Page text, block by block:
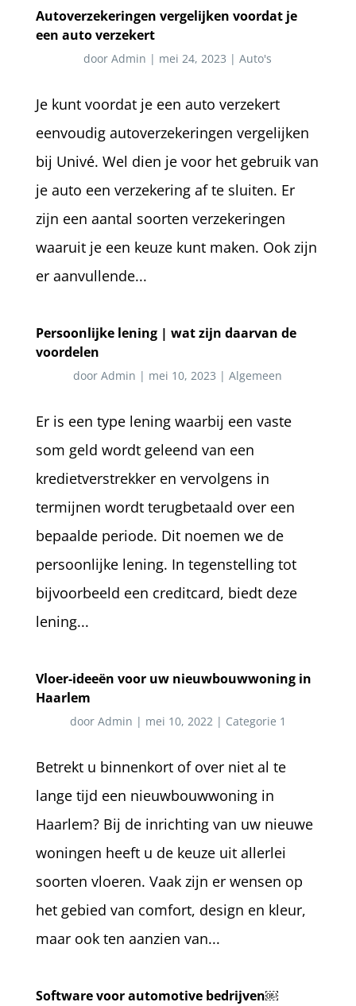
Autoverzekeringen vergelijken voordat je
een auto verzekert
doorAdmin | mei 24, 2023 |Auto's
Je kunt voordat je een auto verzekert
eenvoudig autoverzekeringen vergelijken
bij Univé. Wel dien je voor het gebruik van
je auto een verzekering af te sluiten. Er
zijn een aantal soorten verzekeringen
waaruit je een keuze kunt maken. Ook zijn
er aanvullende...
Persoonlijke lening | wat zijn daarvan de
voordelen
doorAdmin | mei 10, 2023 |Algemeen
Er is een type lening waarbij een vaste
som geld wordt geleend van een
kredietverstrekker en vervolgens in
termijnen wordt terugbetaald over een
bepaalde periode. Dit noemen we de
persoonlijke lening. In tegenstelling tot
bijvoorbeeld een creditcard, biedt deze
lening...
Vloer-ideeën voor uw nieuwbouwwoning in
Haarlem
door Admin | mei 10, 2022| Categorie 1
Betrekt u binnenkort of over niet al te
lange tijd een nieuwbouwwoning in
Haarlem? Bij de inrichting van uw nieuwe
woningen heeft u de keuze uit allerlei
soorten vloeren. Vaak zijn er wensen op
het gebied van comfort, design en kleur,
maar ook ten aanzien van...
Software voor automotive bedrijven￼